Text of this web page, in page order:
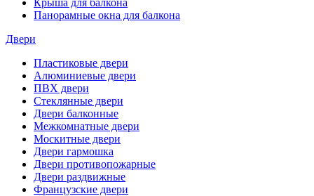
Крыша для балкона
Панорамные окна для балкона
Двери
Пластиковые двери
Алюминиевые двери
ПВХ двери
Стеклянные двери
Двери балконные
Межкомнатные двери
Москитные двери
Двери гармошка
Двери противопожарные
Двери раздвижные
Французские двери